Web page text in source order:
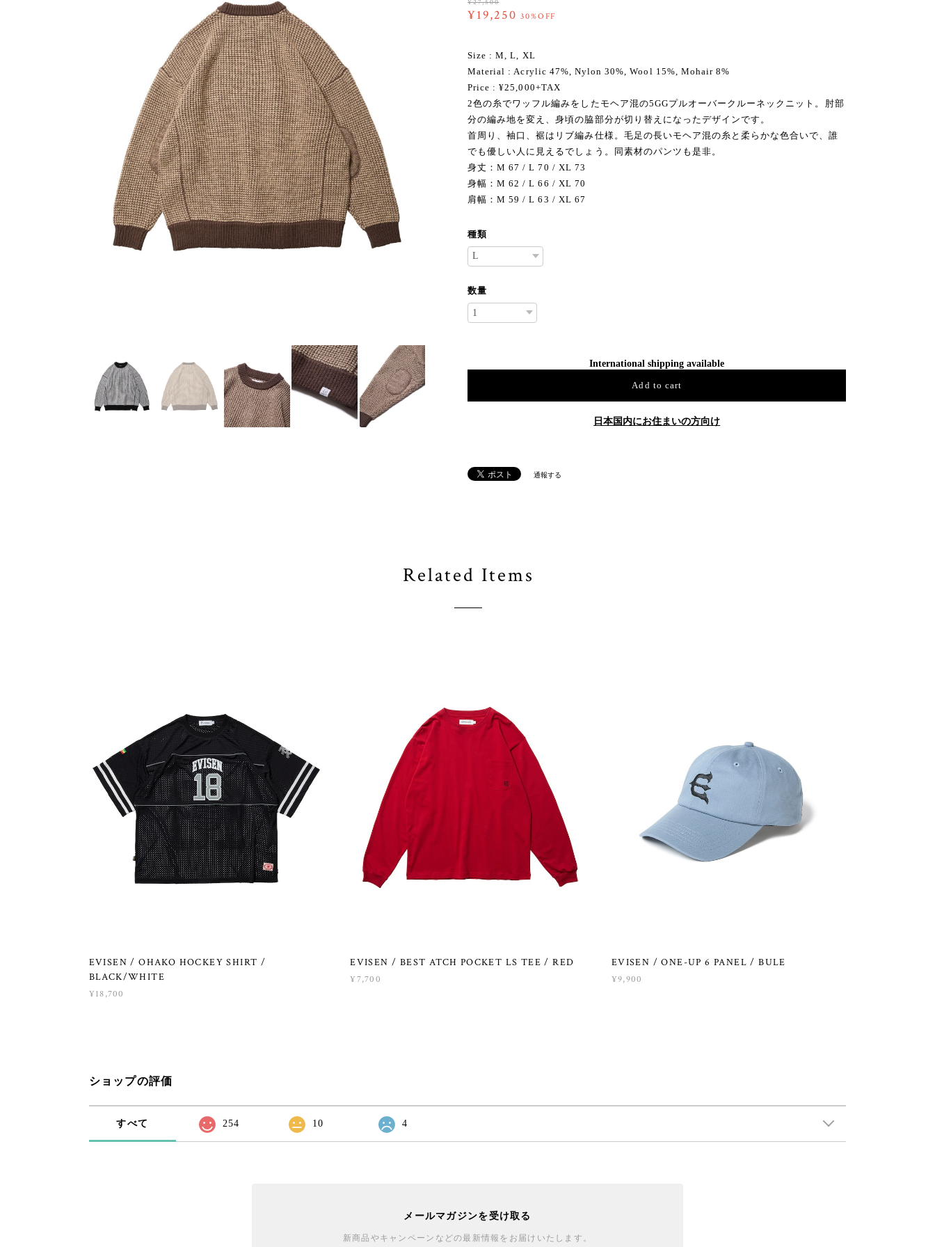
¥27,500
¥19,250 30%OFF
Size : M, L, XL
Material : Acrylic 47%, Nylon 30%, Wool 15%, Mohair 8%
Price : ¥25,000+TAX
2色の糸でワッフル編みをしたモヘア混の5GGプルオーバークルーネックニット。肘部
分の編み地を変え、身頃の脇部分が切り替えになったデザインです。
首周り、袖口、裾はリブ編み仕様。毛足の長いモヘア混の糸と柔らかな色合いで、誰
でも優しい人に見えるでしょう。同素材のパンツも是非。
身丈：M 67 / L 70 / XL 73
身幅：M 62 / L 66 / XL 70
肩幅：M 59 / L 63 / XL 67
種類
数量
International shipping available
Add to cart
日本国内にお住まいの方向け
通報する
Related Items
EVISEN / OHAKO HOCKEY SHIRT /
BLACK/WHITE
¥18,700
EVISEN / BEST ATCH POCKET LS TEE / RED
¥7,700
EVISEN / ONE-UP 6 PANEL / BULE
¥9,900
ショップの評価
すべて 254 10 4
メールマガジンを受け取る
新商品やキャンペーンなどの最新情報をお届けいたします。